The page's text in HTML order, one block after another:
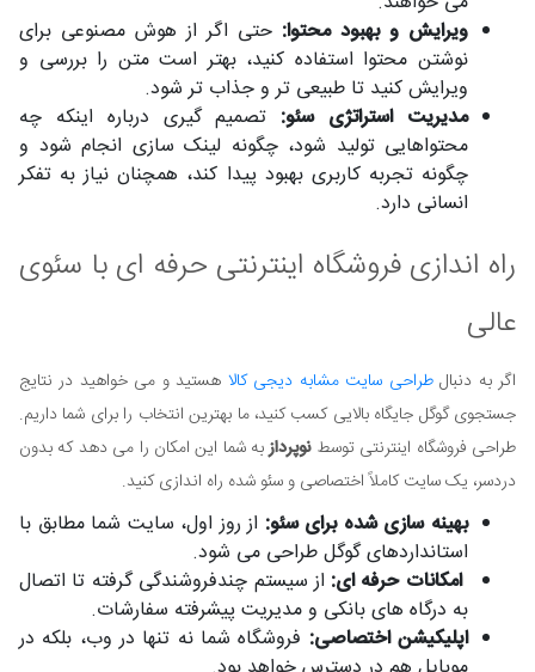
ویرایش و بهبود محتوا: حتی اگر از هوش مصنوعی برای
نوشتن محتوا استفاده کنید، بهتر است متن را بررسی و
ویرایش کنید تا طبیعی تر و جذاب تر شود.
مدیریت استراتژی سئو: تصمیم گیری درباره اینکه چه
محتواهایی تولید شود، چگونه لینک سازی انجام شود و
چگونه تجربه کاربری بهبود پیدا کند، همچنان نیاز به تفکر
انسانی دارد.
راه اندازی فروشگاه اینترنتی حرفه ای با سئوی
عالی
اگر به دنبالطراحی سایت مشابه دیجی کالا هستید و می خواهید در نتایج
جستجوی گوگل جایگاه بالایی کسب کنید، ما بهترین انتخاب را برای شما داریم.
طراحی فروشگاه اینترنتی توسطنوپردازبه شما این امکان را می دهد که بدون
دردسر، یک سایت کاملاً اختصاصی و سئو شده راه اندازی کنید.
بهینه سازی شده برای سئو: از روز اول، سایت شما مطابق با
استانداردهای گوگل طراحی می شود.
امکانات حرفه ای: از سیستم چندفروشندگی گرفته تا اتصال
به درگاه های بانکی و مدیریت پیشرفته سفارشات.
اپلیکیشن اختصاصی: فروشگاه شما نه تنها در وب، بلکه در